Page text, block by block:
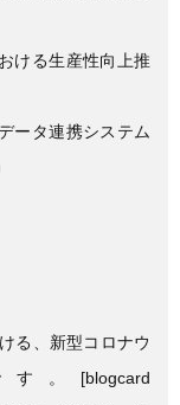
ける生産性向上推
ータ連携システム
る、新型コロナウ
。[blogcard